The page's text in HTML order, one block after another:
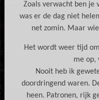
Zoals verwacht ben je
was er de dag niet
net zomin. Maar
Het wordt weer tijd
me op,
Nooit heb ik
doordringend waren.
heen. Patronen, rijk